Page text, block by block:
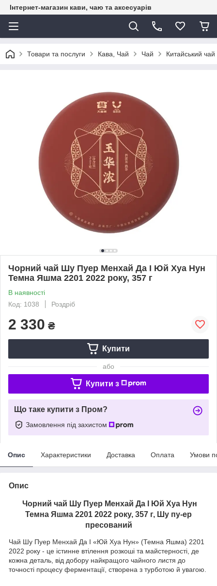
Інтернет-магазин кави, чаю та аксесуарів
Товари та послуги Кава, Чай Чай Китайський чай
Чорний чай Шу Пуер Менхай Да І Юй Хуа Нун
Темна Яшма 2201 2022 року, 357 г
В наявності
Код: 1038
Роздріб
2 330 ₴
Купити
або
Купити з
Що таке купити з Пром?
Замовлення під захистом
Опис Характеристики Доставка Оплата Умови
Опис
Чорний чай Шу Пуер Менхай Да І Юй Хуа Нун
Темна Яшма 2201 2022 року, 357 г, Шу пу-ер
пресований
Чай Шу Пуер Менхай Да І «Юй Хуа Нун» (Темна Яшма) 2201
2022 року - це істинне втілення розкоші та майстерності, де
кожна деталь, від добору найкращого чайного листя до
точності процесу ферментації, створена з турботою й увагою.